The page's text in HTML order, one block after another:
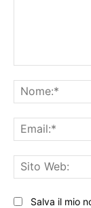
Salva il mio